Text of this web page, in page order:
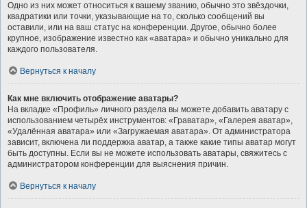
Одно из них может относиться к вашему званию, обычно это звёздочки,
квадратики или точки, указывающие на то, сколько сообщений вы
оставили, или на ваш статус на конференции. Другое, обычно более
крупное, изображение известно как «аватара» и обычно уникально для
каждого пользователя.
Вернуться к началу
Как мне включить отображение аватары?
На вкладке «Профиль» личного раздела вы можете добавить аватару с
использованием четырёх инструментов: «Граватар», «Галерея аватар»,
«Удалённая аватара» или «Загружаемая аватара». От администратора
зависит, включена ли поддержка аватар, а также какие типы аватар могут
быть доступны. Если вы не можете использовать аватары, свяжитесь с
администратором конференции для выяснения причин.
Вернуться к началу